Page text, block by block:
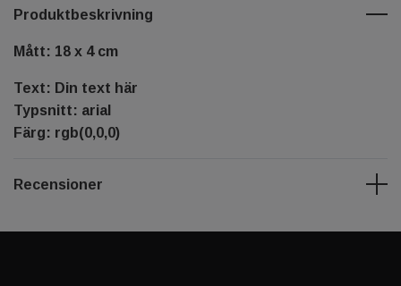
Produktbeskrivning
Mått: 18 x 4 cm
Text: Din text här
Typsnitt: arial
Färg: rgb(0,0,0)
Recensioner